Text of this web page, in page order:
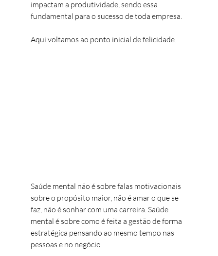
impactam a produtividade, sendo essa
fundamental para o sucesso de toda empresa.
Aqui voltamos ao ponto inicial de felicidade.
Saúde mental não é sobre falas motivacionais
sobre o propósito maior, não é amar o que se
faz, não é sonhar com uma carreira. Saúde
mental é sobre como é feita a gestão de forma
estratégica pensando ao mesmo tempo nas
pessoas e no negócio.